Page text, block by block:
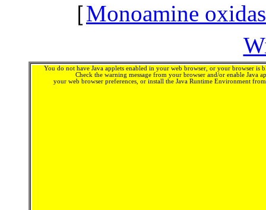
［Monoamine
You do not have Java applets enabled in your web browser, or your browser is
Check the warning message from your browser and/or enable Java
your web browser preferences, or install the Java Runtime Environment